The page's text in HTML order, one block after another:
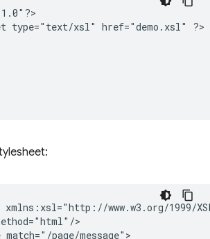
type="text/xsl" href="demo.xsl"
?>